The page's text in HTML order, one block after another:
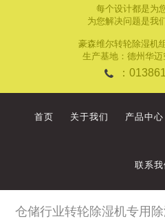
每个设计都是为
为您解决问题是我
豪森维尔转轮除湿机
生产基地：德州华
：
首页 关于我们 产品中心
联系我
仓储行业转轮除湿机专用